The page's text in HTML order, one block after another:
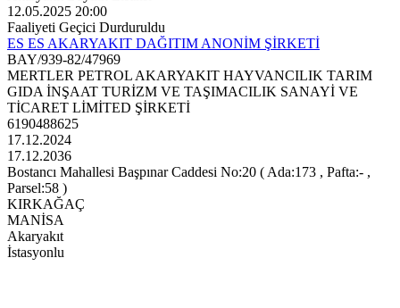
12.05.2025 20:00
Faaliyeti Geçici Durduruldu
ES ES AKARYAKIT DAĞITIM ANONİM ŞİRKETİ
BAY/939-82/47969
MERTLER PETROL AKARYAKIT HAYVANCILIK TARIM
GIDA İNŞAAT TURİZM VE TAŞIMACILIK SANAYİ VE
TİCARET LİMİTED ŞİRKETİ
6190488625
17.12.2024
17.12.2036
Bostancı Mahallesi Başpınar Caddesi No:20 ( Ada:173 , Pafta:- ,
Parsel:58 )
KIRKAĞAÇ
MANİSA
Akaryakıt
İstasyonlu